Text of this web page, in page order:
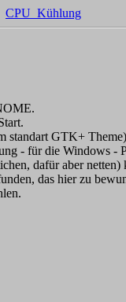
CPU_Kühlung
standart GTK+ Theme)
- für die Windows -
dafür aber
das hier zu